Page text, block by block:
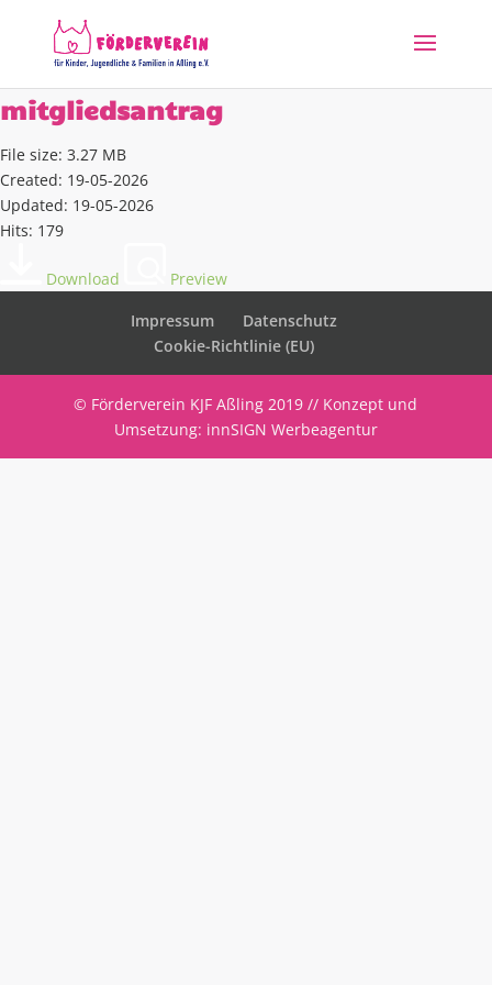
mitgliedsantrag
File size: 3.27 MB
Created: 19-05-2026
Updated: 19-05-2026
Hits: 179
Download
Preview
Impressum
Datenschutz
Cookie-Richtlinie (EU)
© Förderverein KJF Aßling 2019 // Konzept und
Umsetzung: innSIGN Werbeagentur